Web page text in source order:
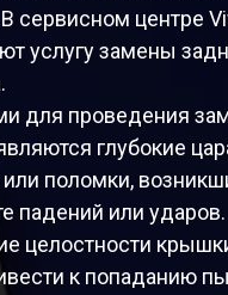
сервисном центре
услугу замены
для проведения
глубокие
поломки,
падений или ударов.
целостности
к попаданию